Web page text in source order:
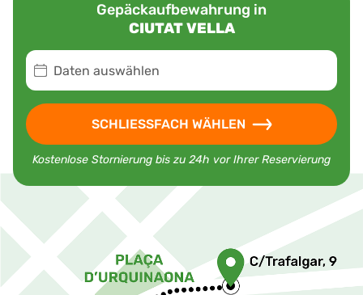
Gepäckaufbewahrung in
CIUTAT VELLA
Daten auswählen
SCHLIESSFACH WÄHLEN
Kostenlose Stornierung bis zu 24h vor Ihrer Reservierung